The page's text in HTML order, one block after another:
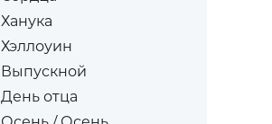
Ханука
Хэллоуин
Выпускной
День отца